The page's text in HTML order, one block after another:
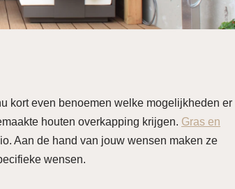
kort even benoemen welke mogelijkheden er
houten overkapping krijgen. Gras en
Aan de hand van jouw wensen maken ze
wensen.